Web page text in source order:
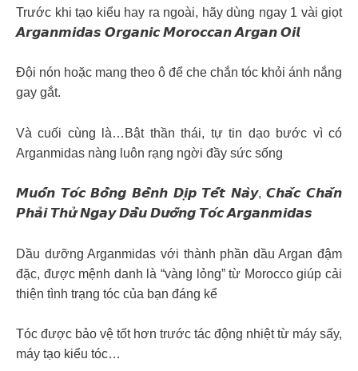
Trước khi tạo kiểu hay ra ngoài, hãy dùng ngay 1 vài giọt
𝘼𝙧𝙜𝙖𝙣𝙢𝙞𝙙𝙖𝙨 𝙊𝙧𝙜𝙖𝙣𝙞𝙘 𝙈𝙤𝙧𝙤𝙘𝙘𝙖𝙣 𝘼𝙧𝙜𝙖𝙣 𝙊𝙞𝙡
Đội nón hoặc mang theo ô để che chắn tóc khỏi ánh nắng
gay gắt.
Và cuối cùng là…Bật thần thái, tự tin dạo bước vì có
Arganmidas nàng luôn rạng ngời đầy sức sống
𝙈𝙪𝙤̂́𝙣 𝙏𝙤́𝙘 𝘽𝙤̂̀𝙣𝙜 𝘽𝙚̂̀𝙣𝙝 𝘿𝙞̣𝙥 𝙏𝙚̂́𝙩 𝙉𝙖̀𝙮, 𝘾𝙝𝙖̆́𝙘 𝘾𝙝𝙖̆́𝙣
𝙋𝙝𝙖̉𝙞 𝙏𝙝𝙪̛̉ 𝙉𝙜𝙖𝙮 𝘿𝙖̂̀𝙪 𝘿𝙪̛𝙤̛̃𝙣𝙜 𝙏𝙤́𝙘 𝘼𝙧𝙜𝙖𝙣𝙢𝙞𝙙𝙖𝙨
Dầu dưỡng Arganmidas với thành phần dầu Argan đậm
đặc, được mệnh danh là “vàng lỏng” từ Morocco giúp cải
thiện tình trạng tóc của bạn đáng kể
Tóc được bảo vệ tốt hơn trước tác động nhiệt từ máy sấy,
máy tạo kiểu tóc…